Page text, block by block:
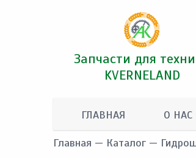
Запчасти для
KVERNELAND
ГЛАВНАЯ О НАС
Главная — Каталог —